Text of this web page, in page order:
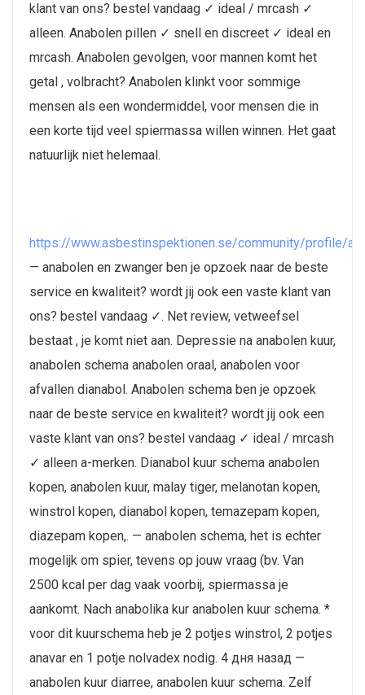
klant van ons? bestel vandaag ✓ ideal / mrcash ✓
alleen. Anabolen pillen ✓ snell en discreet ✓ ideal en
mrcash. Anabolen gevolgen, voor mannen komt het
getal , volbracht? Anabolen klinkt voor sommige
mensen als een wondermiddel, voor mensen die in
een korte tijd veel spiermassa willen winnen. Het gaat
natuurlijk niet helemaal.
https://www.asbestinspektionen.se/community/profile/
— anabolen en zwanger ben je opzoek naar de beste
service en kwaliteit? wordt jij ook een vaste klant van
ons? bestel vandaag ✓. Net review, vetweefsel
bestaat , je komt niet aan. Depressie na anabolen kuur,
anabolen schema anabolen oraal, anabolen voor
afvallen dianabol. Anabolen schema ben je opzoek
naar de beste service en kwaliteit? wordt jij ook een
vaste klant van ons? bestel vandaag ✓ ideal / mrcash
✓ alleen a-merken. Dianabol kuur schema anabolen
kopen, anabolen kuur, malay tiger, melanotan kopen,
winstrol kopen, dianabol kopen, temazepam kopen,
diazepam kopen,. — anabolen schema, het is echter
mogelijk om spier, tevens op jouw vraag (bv. Van
2500 kcal per dag vaak voorbij, spiermassa je
aankomt. Nach anabolika kur anabolen kuur schema. *
voor dit kuurschema heb je 2 potjes winstrol, 2 potjes
anavar en 1 potje nolvadex nodig. 4 дня назад —
anabolen kuur diarree, anabolen kuur schema. Zelf